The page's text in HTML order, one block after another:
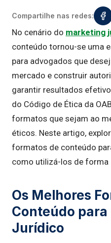
Compartilhe nas redes:
No cenário do marketing
conteúdo tornou-se uma
para advogados que
mercado e construir
garantir resultados
do Código de Ética da
formatos que sejam ao
éticos. Neste artigo,
formatos de conteúdo
como utilizá-los de forma
Os Melhores
Conteúdo
Jurídico